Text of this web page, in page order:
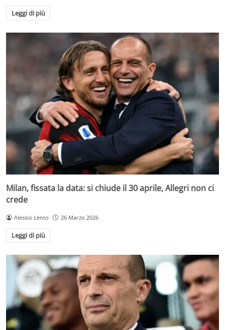
Leggi di più
Milan, fissata la data: si chiude il 30 aprile, Allegri non ci
crede
Alessio Lento 26 Marzo 2026
Leggi di più